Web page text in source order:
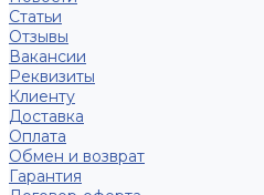
Статьи
Отзывы
Вакансии
Реквизиты
Клиенту
Доставка
Оплата
Обмен и возврат
Гарантия